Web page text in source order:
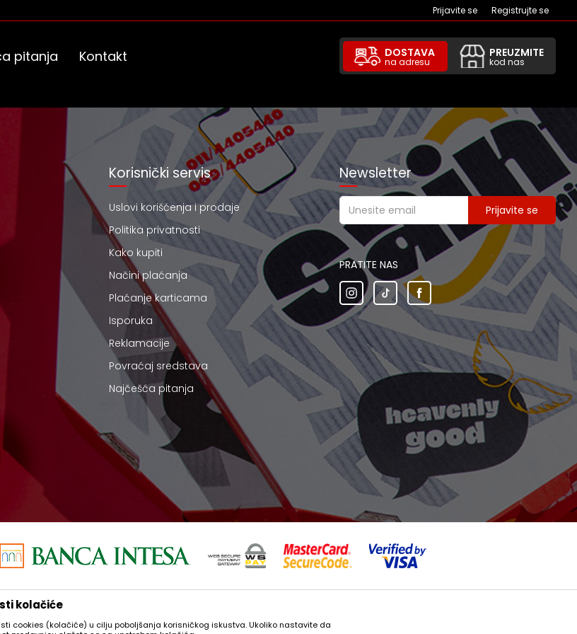
Prijavite se Registrujte se
pitanja Kontakt DOSTAVA
na adresu
PREUZMITE
kod nas
Korisnički servis
Uslovi korišćenja i prodaje
Politika privatnosti
Kako kupiti
Načini plaćanja
Plaćanje karticama
Isporuka
Reklamacije
Povraćaj sredstava
Najčešća pitanja
Newsletter
Prijavite se
PRATITE NAS
ne možemo garantovati da su sve informacije kompletne i bez grešaka. Svi artikli prikazani na sajtu su deo naše ponude i ne
da su dostupni u svakom trenutku.
thesaint.rs, Izrada NB SOFT. Sva prava zadržana.
kolačiće
cookies (kolačiće) u cilju poboljšanja korisničkog iskustva. Ukoliko nastavite da